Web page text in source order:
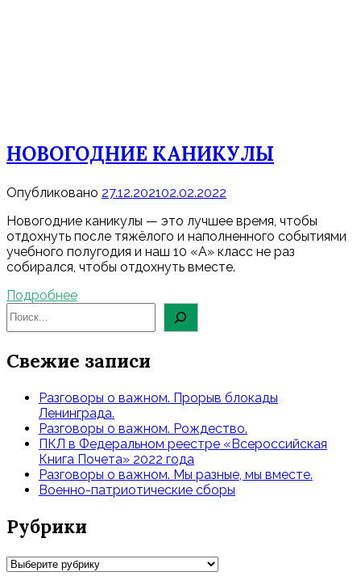
НОВОГОДНИЕ КАНИКУЛЫ
Опубликовано 27.12.202102.02.2022
Новогодние каникулы — это лучшее время, чтобы
отдохнуть после тяжёлого и наполненного событиями
учебного полугодия и наш 10 «А» класс не раз
собирался, чтобы отдохнуть вместе.
Подробнее
Свежие записи
Разговоры о важном. Прорыв блокады
Ленинграда.
Разговоры о важном. Рождество.
ПКЛ в Федеральном реестре «Всероссийская
Книга Почета» 2022 года
Разговоры о важном. Мы разные, мы вместе.
Военно-патриотические сборы
Рубрики
Рубрики